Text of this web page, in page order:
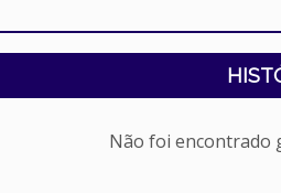
Não foi encontrado